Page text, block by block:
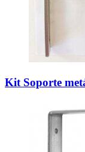
Kit Soporte